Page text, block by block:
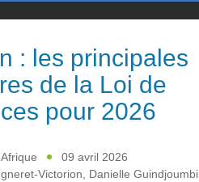
: les principales
de la Loi de
pour 2026
09 avril 2026
Victorion, Danielle Guindjoumbi